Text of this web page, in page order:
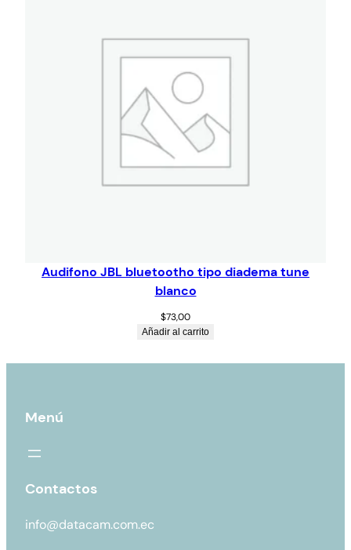
Audifono JBL bluetootho tipo diadema tune
blanco
$73,00
Añadir al carrito
Menú
Contactos
info@datacam.com.ec